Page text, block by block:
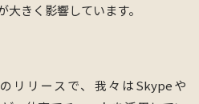
きく影響しています。
リリースで、我々はSkypeや